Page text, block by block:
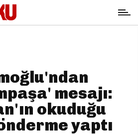
mesajı:
okuduğu
yaptı